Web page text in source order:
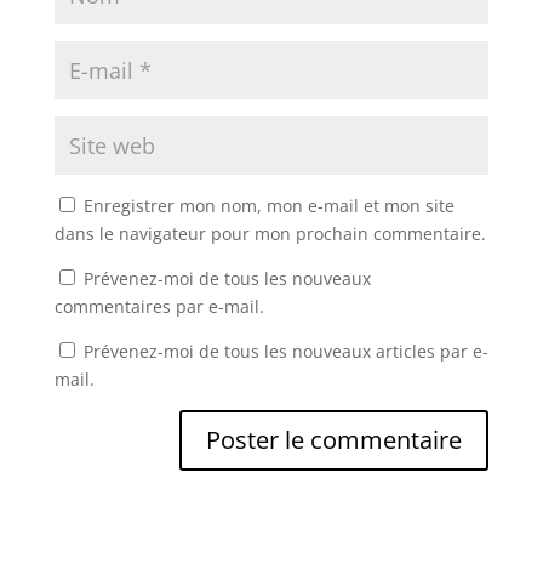
Enregistrer mon nom, mon e-mail et mon site
dans le navigateur pour mon prochain commentaire.
Prévenez-moi de tous les nouveaux
commentaires par e-mail.
Prévenez-moi de tous les nouveaux articles par e-
mail.